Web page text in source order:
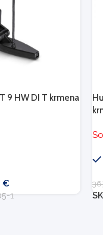
9 HW DI T krmena
€
1